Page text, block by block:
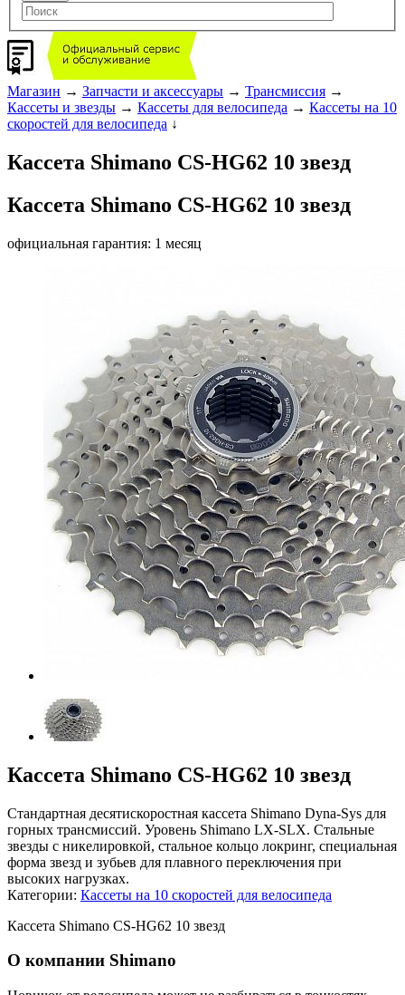
Магазин → Запчасти и аксессуары → Трансмиссия →
Кассеты и звезды → Кассеты для велосипеда → Кассеты на 10
скоростей для велосипеда ↓
Кассета Shimano CS-HG62 10 звезд
Кассета Shimano CS-HG62 10 звезд
официальная гарантия: 1 месяц
Кассета Shimano CS-HG62 10 звезд
Стандартная десятискоростная кассета Shimano Dyna-Sys для
горных трансмиссий. Уровень Shimano LX-SLX. Стальные
звезды с никелировкой, стальное кольцо локринг, специальная
форма звезд и зубьев для плавного переключения при
высоких нагрузках.
Категории: Кассеты на 10 скоростей для велосипеда
Кассета Shimano CS-HG62 10 звезд
О компании Shimano